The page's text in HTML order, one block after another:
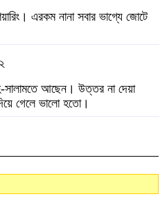
এরকম নানা সবার ভাগ্যে জোটে
সালামতে আছেন। উত্তর না দেয়া
গেলে ভালো হতো।